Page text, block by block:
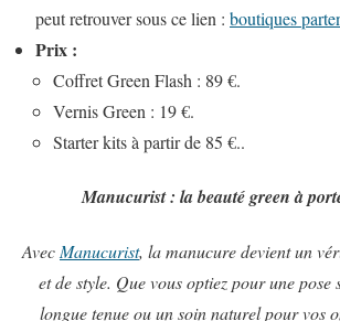
peut retrouver sous ce lien : boutiques
Prix :
Coffret Green Flash : 89 €.
Vernis Green : 19 €.
Starter kits à partir de 85 €..
Manucurist : la beauté green à
Avec Manucurist, la manucure devient un
et de style. Que vous optiez pour une pose
longue tenue ou un soin naturel pour vos